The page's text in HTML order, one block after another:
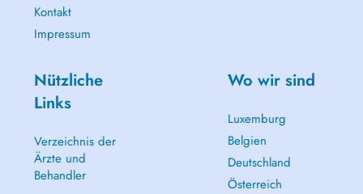
Kontakt
Impressum
Nützliche
Links
Verzeichnis der
Ärzte und
Behandler
Wo wir sind
Luxemburg
Belgien
Deutschland
Österreich